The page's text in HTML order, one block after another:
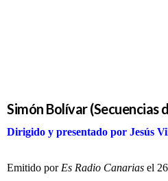
Simón Bolívar (Secuencias
Dirigido y presentado por Jesús
Emitido por Es Radio Canarias el